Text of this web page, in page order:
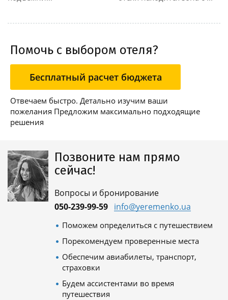
Помочь с выбором отеля?
Бесплатный расчет бюджета
Отвечаем быстро. Детально изучим ваши
пожелания Предложим максимально подходящие
решения
Позвоните нам прямо
сейчас!
Вопросы и бронирование
050-239-99-59 info@yeremenko.ua
Поможем определиться с путешествием
Порекомендуем проверенные места
Обеспечим авиабилеты, транспорт,
страховки
Будем ассистентами во время
путешествия